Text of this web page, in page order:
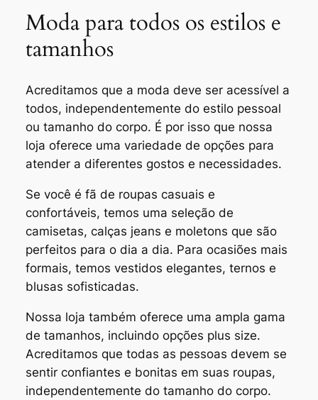
Moda para todos os estilos e
tamanhos
Acreditamos que a moda deve ser acessível a
todos, independentemente do estilo pessoal
ou tamanho do corpo. É por isso que nossa
loja oferece uma variedade de opções para
atender a diferentes gostos e necessidades.
Se você é fã de roupas casuais e
confortáveis, temos uma seleção de
camisetas, calças jeans e moletons que são
perfeitos para o dia a dia. Para ocasiões mais
formais, temos vestidos elegantes, ternos e
blusas sofisticadas.
Nossa loja também oferece uma ampla gama
de tamanhos, incluindo opções plus size.
Acreditamos que todas as pessoas devem se
sentir confiantes e bonitas em suas roupas,
independentemente do tamanho do corpo.